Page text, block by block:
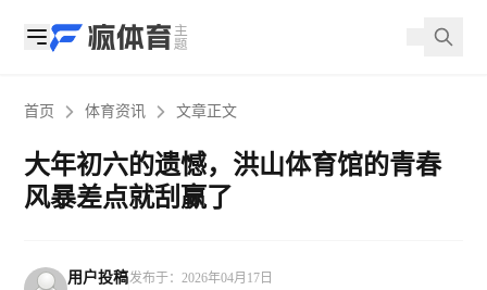
首页 体育资讯 文章正文
大年初六的遗憾，洪山体育馆的青春
风暴差点就刮赢了
用户投稿发布于：2026年04月17日